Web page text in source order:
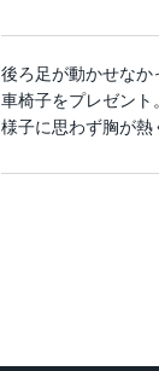
後ろ足が動かせな
車椅子をプレゼント
様子に思わず胸が熱